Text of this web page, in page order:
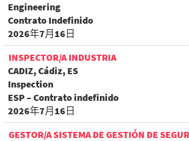
Engineering
Contrato Indefinido
2026年7月16日
INSPECTOR/A INDUSTRIA
CADIZ, Cádiz, ES
Inspection
ESP – Contrato indefinido
2026年7月16日
GESTOR/A SISTEMA DE GESTIÓN DE